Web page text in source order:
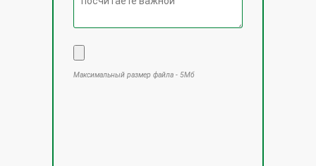
Максимальный размер файла - 5Мб